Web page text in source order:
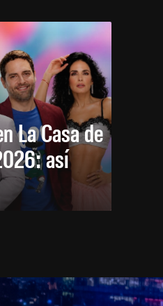
La Casa de
así